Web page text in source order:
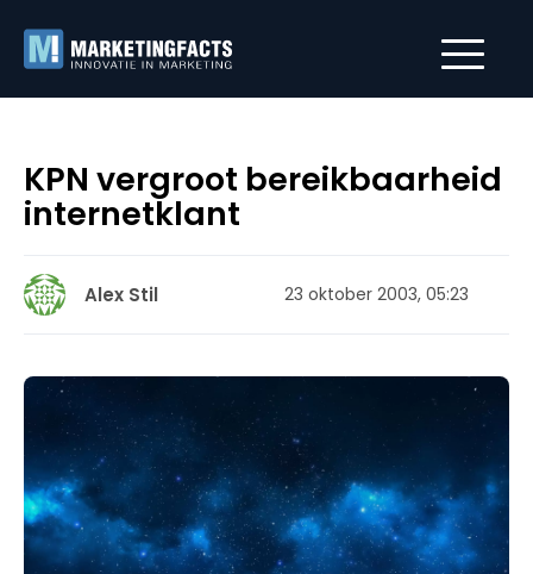
KPN vergroot bereikbaarheid
internetklant
Alex Stil 23 oktober 2003, 05:23